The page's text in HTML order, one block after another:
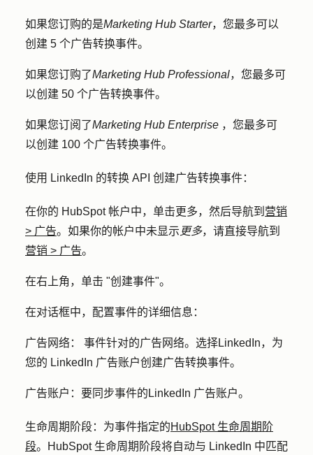
如果您订购的是Marketing Hub Starter，您最多可以
创建 5 个广告转换事件。
如果您订购了Marketing Hub Professional，您最多可
以创建 50 个广告转换事件。
如果您订阅了Marketing Hub Enterprise ，您最多可
以创建 100 个广告转换事件。
使用 LinkedIn 的转换 API 创建广告转换事件：
在你的 HubSpot 帐户中，单击更多，然后导航到 营销
> 广告。如果你的帐户中未显示 更多，请直接导航到
营销 > 广告。
在右上角，单击 "创建事件"。
在对话框中，配置事件的详细信息：
广告网络： 事件针对的广告网络。选择LinkedIn，为
您的 LinkedIn 广告账户创建广告转换事件。
广告账户： 要同步事件的 LinkedIn 广告账户。
生命周期阶段： 为事件指定的HubSpot 生命周期阶
段。HubSpot 生命周期阶段将自动与 LinkedIn 中匹配